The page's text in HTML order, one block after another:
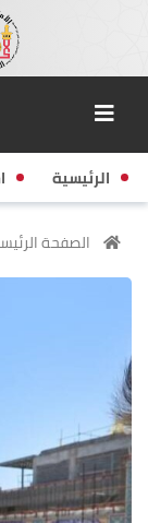
الرئيسية
الصفحة